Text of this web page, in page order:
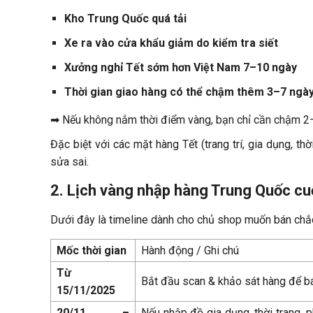
Kho Trung Quốc quá tải
Xe ra vào cửa khẩu giảm do kiểm tra siết
Xưởng nghỉ Tết sớm hơn Việt Nam 7–10 ngày
Thời gian giao hàng có thể chậm thêm 3–7
➡ Nếu không nắm thời điểm vàng, bạn chỉ cần chậm
Đặc biệt với các mặt hàng Tết (trang trí, gia dụng,
sửa sai.
2. Lịch vàng nhập hàng Trung Quốc
Dưới đây là timeline dành cho chủ shop muốn bán
Mốc thời gian
Hành động / Ghi chú
Từ
15/11/2025
Bắt đầu scan & khảo sát hàng để